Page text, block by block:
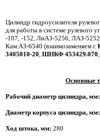
Цилиндр гидроусилителя
для работы в системе рулевого
-107, -152, ЛиАЗ-5256, ЛАЗ-
Кам.АЗ-6540 (взаимозаменяем с
3405010-20 ШНКФ 453429.070
Основные
Рабочий диаметр цилиндра, мм:
Диаметр корпуса цилиндра, мм:
Ход штока, мм: 280